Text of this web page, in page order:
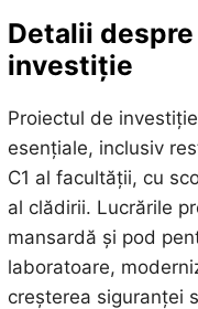
Detalii
investiție
Proiectul de
esențiale, inclusiv
C1 al facultății, cu
al clădirii. Lucrările
mansardă și pod
laboratoare,
creșterea siguranței